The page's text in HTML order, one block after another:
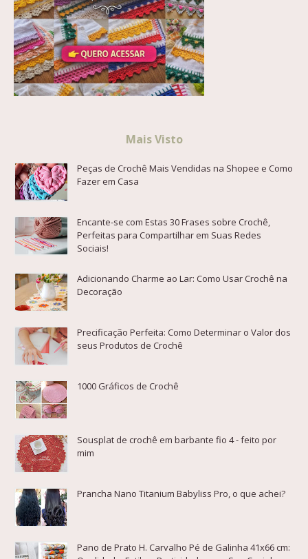
Mais Visto
Peças de Crochê Mais Vendidas na Shopee e Como
Fazer em Casa
Encante-se com Estas 30 Frases sobre Crochê,
Perfeitas para Compartilhar em Suas Redes
Sociais!
Adicionando Charme ao Lar: Como Usar Crochê na
Decoração
Precificação Perfeita: Como Determinar o Valor dos
seus Produtos de Crochê
1000 Gráficos de Crochê
Sousplat de crochê em barbante fio 4 - feito por
mim
Prancha Nano Titanium Babyliss Pro, o que achei?
Pano de Prato H. Carvalho Pé de Galinha 41x66 cm: